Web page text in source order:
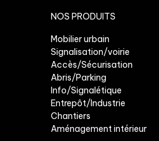
NOS PRODUITS
Mobilier urbain
Signalisation/voirie
Accès/Sécurisation
Abris/Parking
Info/Signalétique
Entrepôt/Industrie
Chantiers
Aménagement intérieur